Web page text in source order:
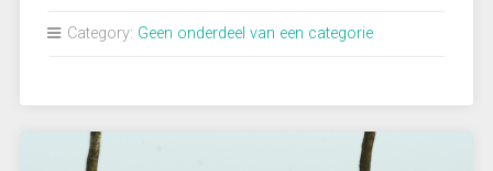
Category: Geen onderdeel van een categorie